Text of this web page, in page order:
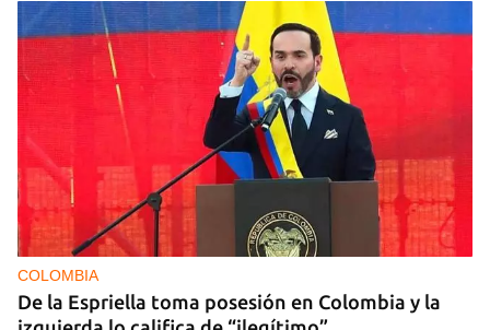
COLOMBIA
De la Espriella toma posesión en Colombia y la